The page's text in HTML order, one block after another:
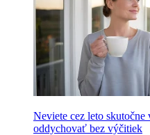
Neviete cez leto
oddychovať bez výčitiek